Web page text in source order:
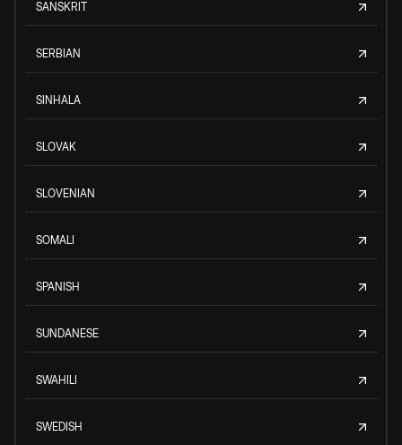
SANSKRIT
SERBIAN
SINHALA
SLOVAK
SLOVENIAN
SOMALI
SPANISH
SUNDANESE
SWAHILI
SWEDISH